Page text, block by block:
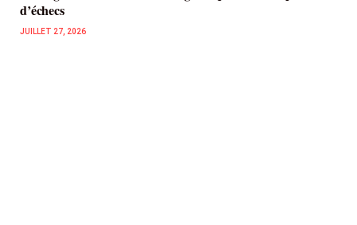
d’échecs
JUILLET 27, 2026